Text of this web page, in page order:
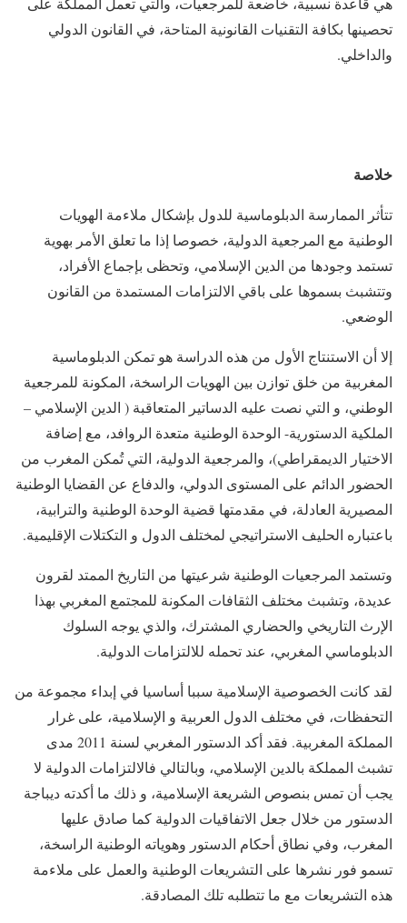
تحصينها بكافة التقنيات القانونية المتاحة، في القانون الدولي
والداخلي.
خلاصة
تتأثر الممارسة الدبلوماسية للدول بإشكال ملاءمة الهويات
الوطنية مع المرجعية الدولية، خصوصا إذا ما تعلق الأمر بهوية
تستمد وجودها من الدين الإسلامي، وتحظى بإجماع الأفراد،
وتتشبث بسموها على باقي الالتزامات المستمدة من القانون
الوضعي.
إلا أن الاستنتاج الأول من هذه الدراسة هو تمكن الدبلوماسية
المغربية من خلق توازن بين الهويات الراسخة، المكونة للمرجعية
الوطني، و التي نصت عليه الدساتير المتعاقبة ( الدين الإسلامي –
الملكية الدستورية- الوحدة الوطنية متعدة الروافد، مع إضافة
الاختيار الديمقراطي)، والمرجعية الدولية، التي تُمكن المغرب من
الحضور الدائم على المستوى الدولي، والدفاع عن القضايا الوطنية
المصيرية العادلة، في مقدمتها قضية الوحدة الوطنية والترابية،
باعتباره الحليف الاستراتيجي لمختلف الدول و التكتلات الإقليمية.
وتستمد المرجعيات الوطنية شرعيتها من التاريخ الممتد لقرون
عديدة، وتشبث مختلف الثقافات المكونة للمجتمع المغربي بهذا
الإرث التاريخي والحضاري المشترك، والذي يوجه السلوك
الدبلوماسي المغربي، عند تحمله للالتزامات الدولية.
لقد كانت الخصوصية الإسلامية سببا أساسيا في إبداء مجموعة من
التحفظات، في مختلف الدول العربية و الإسلامية، على غرار
المملكة المغربية. فقد أكد الدستور المغربي لسنة 2011 مدى
تشبث المملكة بالدين الإسلامي، وبالتالي فالالتزامات الدولية لا
يجب أن تمس بنصوص الشريعة الإسلامية، و ذلك ما أكدته ديباجة
الدستور من خلال جعل الاتفاقيات الدولية كما صادق عليها
المغرب، وفي نطاق أحكام الدستور وهوياته الوطنية الراسخة،
تسمو فور نشرها على التشريعات الوطنية والعمل على ملاءمة
هذه التشريعات مع ما تتطلبه تلك المصادقة.